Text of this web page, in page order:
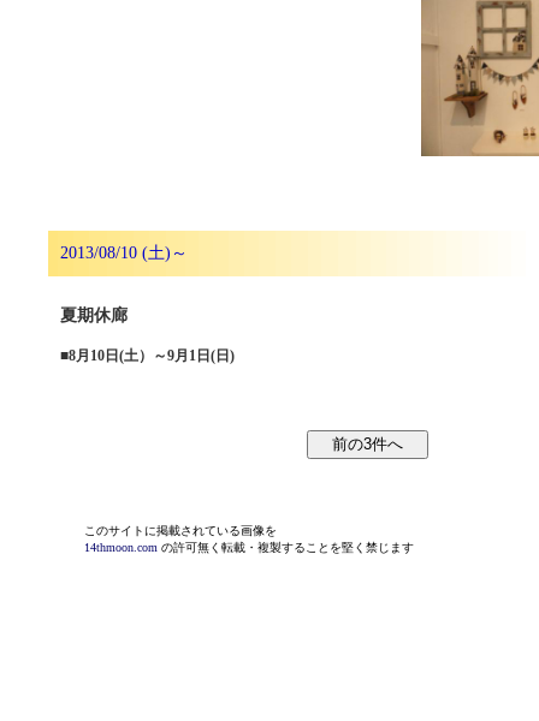
2013/08/10 (土)～
夏期休廊
■8月10日(土）～9月1日(日)
このサイトに掲載されている画像を
14thmoon.com の許可無く転載・複製することを堅く禁じます